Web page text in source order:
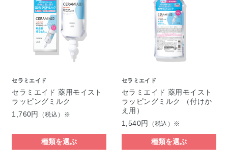
セラミエイド
セラミエイド 薬用モイスト
ラッピングミルク
1,760円
（税込）※
種類を選ぶ
セラミエイド
セラミエイド 薬用モイスト
ラッピングミルク （付けか
え用）
1,540円
（税込）※
種類を選ぶ